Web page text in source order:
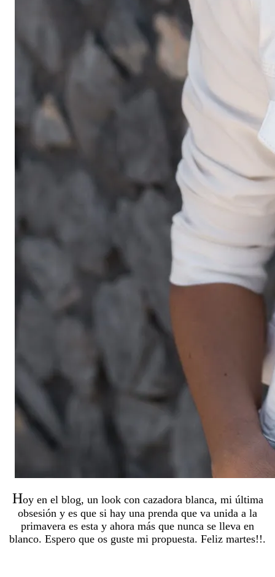
Hoy en el blog, un look con cazadora blanca, mi última
obsesión y es que si hay una prenda que va unida a la
primavera es esta y ahora más que nunca se lleva en
blanco. Espero que os guste mi propuesta. Feliz martes!!.